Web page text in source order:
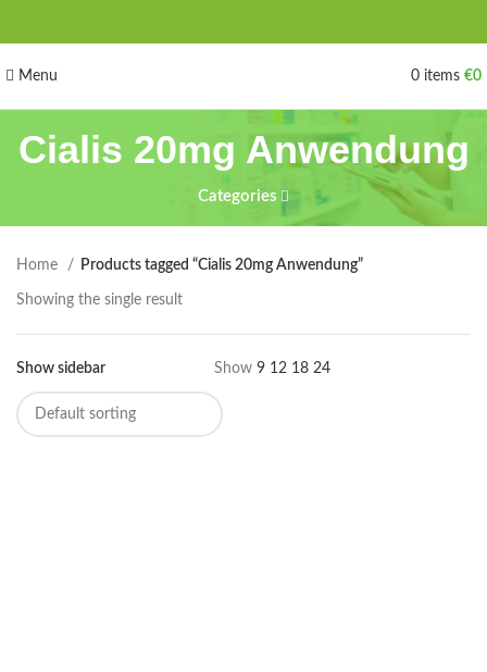
Menu 0 items €0
Cialis 20mg Anwendung
Categories
Home Products tagged “Cialis 20mg Anwendung”
Showing the single result
Show sidebar Show 9 12 18 24